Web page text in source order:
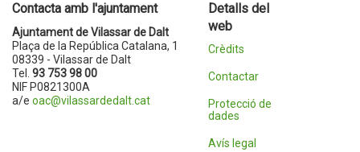
Contacta amb l'ajuntament
Ajuntament de Vilassar de Dalt
Plaça de la República Catalana, 1
08339 - Vilassar de Dalt
Tel. 93 753 98 00
NIF P0821300A
a/e oac@vilassardedalt.cat
Detalls del
web
Crèdits
Contactar
Protecció de
dades
Avís legal